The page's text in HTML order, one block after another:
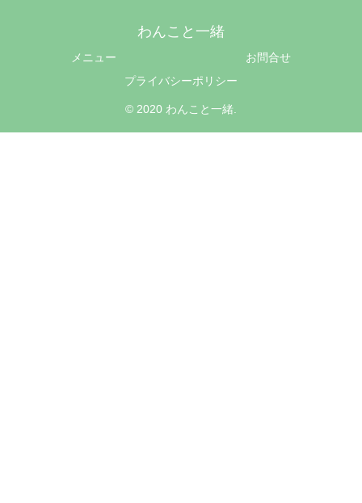
わんこと一緒
メニュー
お問合せ
プライバシーポリシー
© 2020 わんこと一緒.